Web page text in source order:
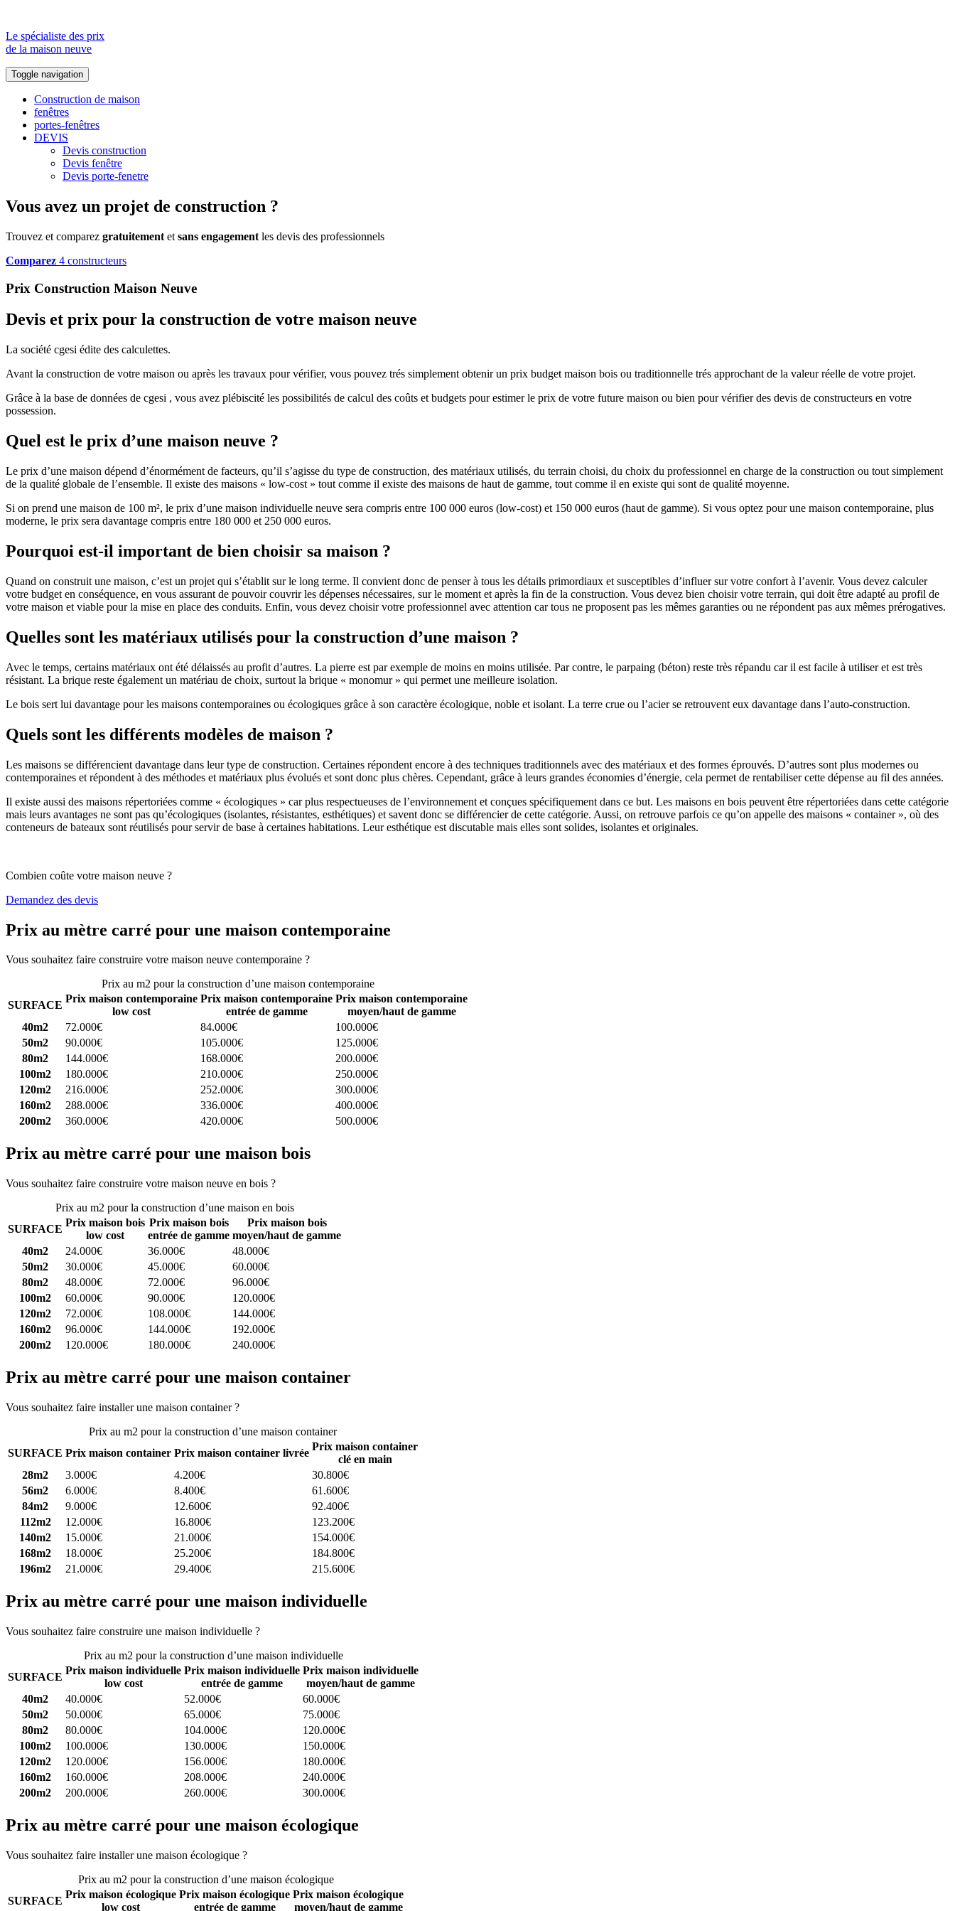
Le spécialiste des prix
de la maison neuve
Toggle navigation
Construction de maison
fenêtres
portes-fenêtres
DEVIS
Devis construction
Devis fenêtre
Devis porte-fenetre
Vous avez un projet de construction ?
Trouvez et comparez gratuitement et sans engagement les devis des professionnels
Comparez 4 constructeurs
Prix Construction Maison Neuve
Devis et prix pour la construction de votre maison neuve
La société cgesi édite des calculettes.
Avant la construction de votre maison ou après les travaux pour vérifier, vous pouvez trés simplement obtenir un prix budget maison bois ou traditionnelle trés approchant de la valeur réelle de votre projet.
Grâce à la base de données de cgesi , vous avez plébiscité les possibilités de calcul des coûts et budgets pour estimer le prix de votre future maison ou bien pour vérifier des devis de constructeurs en votre
possession.
Quel est le prix d’une maison neuve ?
Le prix d’une maison dépend d’énormément de facteurs, qu’il s’agisse du type de construction, des matériaux utilisés, du terrain choisi, du choix du professionnel en charge de la construction ou tout simplement
de la qualité globale de l’ensemble. Il existe des maisons « low-cost » tout comme il existe des maisons de haut de gamme, tout comme il en existe qui sont de qualité moyenne.
Si on prend une maison de 100 m², le prix d’une maison individuelle neuve sera compris entre 100 000 euros (low-cost) et 150 000 euros (haut de gamme). Si vous optez pour une maison contemporaine, plus
moderne, le prix sera davantage compris entre 180 000 et 250 000 euros.
Pourquoi est-il important de bien choisir sa maison ?
Quand on construit une maison, c’est un projet qui s’établit sur le long terme. Il convient donc de penser à tous les détails primordiaux et susceptibles d’influer sur votre confort à l’avenir. Vous devez calculer
votre budget en conséquence, en vous assurant de pouvoir couvrir les dépenses nécessaires, sur le moment et après la fin de la construction. Vous devez bien choisir votre terrain, qui doit être adapté au profil de
votre maison et viable pour la mise en place des conduits. Enfin, vous devez choisir votre professionnel avec attention car tous ne proposent pas les mêmes garanties ou ne répondent pas aux mêmes prérogatives.
Quelles sont les matériaux utilisés pour la construction d’une maison ?
Avec le temps, certains matériaux ont été délaissés au profit d’autres. La pierre est par exemple de moins en moins utilisée. Par contre, le parpaing (béton) reste très répandu car il est facile à utiliser et est très
résistant. La brique reste également un matériau de choix, surtout la brique « monomur » qui permet une meilleure isolation.
Le bois sert lui davantage pour les maisons contemporaines ou écologiques grâce à son caractère écologique, noble et isolant. La terre crue ou l’acier se retrouvent eux davantage dans l’auto-construction.
Quels sont les différents modèles de maison ?
Les maisons se différencient davantage dans leur type de construction. Certaines répondent encore à des techniques traditionnels avec des matériaux et des formes éprouvés. D’autres sont plus modernes ou
contemporaines et répondent à des méthodes et matériaux plus évolués et sont donc plus chères. Cependant, grâce à leurs grandes économies d’énergie, cela permet de rentabiliser cette dépense au fil des années.
Il existe aussi des maisons répertoriées comme « écologiques » car plus respectueuses de l’environnement et conçues spécifiquement dans ce but. Les maisons en bois peuvent être répertoriées dans cette catégorie
mais leurs avantages ne sont pas qu’écologiques (isolantes, résistantes, esthétiques) et savent donc se différencier de cette catégorie. Aussi, on retrouve parfois ce qu’on appelle des maisons « container », où des
conteneurs de bateaux sont réutilisés pour servir de base à certaines habitations. Leur esthétique est discutable mais elles sont solides, isolantes et originales.
Combien coûte votre maison neuve ?
Demandez des devis
Prix au mètre carré pour une maison contemporaine
Vous souhaitez faire construire votre maison neuve contemporaine ?
Prix au m2 pour la construction d’une maison contemporaine
SURFACE
Prix maison contemporaine
low cost
Prix maison contemporaine
entrée de gamme
Prix maison contemporaine
moyen/haut de gamme
40m2
72.000€ 84.000€
100.000€
50m2
90.000€ 105.000€
125.000€
80m2
144.000€ 168.000€
200.000€
100m2
180.000€ 210.000€
250.000€
120m2
216.000€ 252.000€
300.000€
160m2
288.000€ 336.000€
400.000€
200m2
360.000€ 420.000€ 500.000€
Prix au mètre carré pour une maison bois
Vous souhaitez faire construire votre maison neuve en bois ?
Prix au m2 pour la construction d’une maison en bois
SURFACE
Prix maison bois
low cost
Prix maison bois
entrée de gamme
Prix maison bois
moyen/haut de gamme
40m2
24.000€ 36.000€
48.000€
50m2
30.000€ 45.000€
60.000€
80m2
48.000€ 72.000€
96.000€
100m2
60.000€ 90.000€
120.000€
120m2
72.000€ 108.000€
144.000€
160m2
96.000€ 144.000€
192.000€
200m2
120.000€ 180.000€ 240.000€
Prix au mètre carré pour une maison container
Vous souhaitez faire installer une maison container ?
Prix au m2 pour la construction d’une maison container
SURFACE Prix maison container Prix maison container livrée
Prix maison container
clé en main
28m2
3.000€ 4.200€
30.800€
56m2
6.000€ 8.400€
61.600€
84m2
9.000€ 12.600€
92.400€
112m2
12.000€ 16.800€
123.200€
140m2
15.000€ 21.000€
154.000€
168m2
18.000€ 25.200€
184.800€
196m2
21.000€ 29.400€ 215.600€
Prix au mètre carré pour une maison individuelle
Vous souhaitez faire construire une maison individuelle ?
Prix au m2 pour la construction d’une maison individuelle
SURFACE
Prix maison individuelle
low cost
Prix maison individuelle
entrée de gamme
Prix maison individuelle
moyen/haut de gamme
40m2
40.000€ 52.000€
60.000€
50m2
50.000€ 65.000€
75.000€
80m2
80.000€ 104.000€
120.000€
100m2
100.000€ 130.000€
150.000€
120m2
120.000€ 156.000€
180.000€
160m2
160.000€ 208.000€
240.000€
200m2
200.000€ 260.000€ 300.000€
Prix au mètre carré pour une maison écologique
Vous souhaitez faire installer une maison écologique ?
Prix au m2 pour la construction d’une maison écologique
SURFACE
Prix maison écologique
low cost
Prix maison écologique
entrée de gamme
Prix maison écologique
moyen/haut de gamme